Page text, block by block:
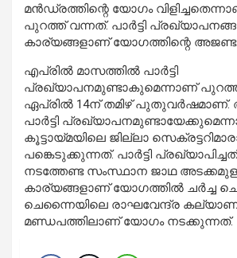
മന്‍ഡ്രത്തിന്റെ യോഗം
പുറത്ത് വന്നത്. പാര്‍ട്ടി
കാര്യങ്ങളാണ് യോഗത്തിന്റെ അജണ്ട.
എപ്രില്‍ മാസത്തില്‍ പാര്‍ട്ടി
പ്രഖ്യാപനമുണ്ടാകുമെന്നാണ്
ഏപ്രില്‍ 14ന് തമിഴ് പുതുവര്‍ഷമാണ്.
പാര്‍ട്ടി
കൂട്ടായ്മയിലെ ജില്ലാ
പങ്കെടുക്കുന്നത്. പാര്‍ട്ടി
നടത്തേണ്ട സംസ്ഥാന ജാഥ
കാര്യങ്ങളാണ് യോഗത്തില്‍ ചര്‍ച്ച
ചെന്നൈയിലെ രാഘവേന്ദ്ര
മണ്ഡപത്തിലാണ് യോഗം നടക്കുന്നത്.